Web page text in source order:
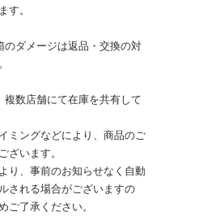
す。
のダメージは返品・交換の対
複数店舗にて在庫を共有して
ミングなどにより、商品のご
ざいます。
り、事前のお知らせなく自動
される場合がございますの
ご了承ください。